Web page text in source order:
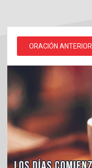
ORACIÓN ANTERIOR